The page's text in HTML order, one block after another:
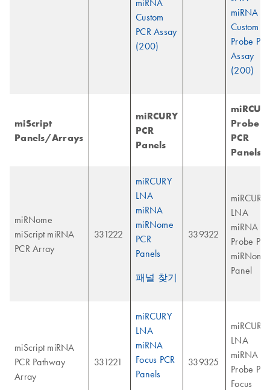
miRNA
Custom
PCR Assay
(200)
miRNA
Custom
Probe
Assay
(200)
miScript
Panels/Arrays
miRCURY
PCR
Panels
Probe
PCR
Panels
miRNome
miScript miRNA
PCR Array
331222
miRCURY
LNA
miRNA
miRNome
PCR
Panels
패널 찾기
339322
miRCURY
LNA
miRNA
Probe
miRNome
Panel
miScript miRNA
PCR Pathway
Array
331221
miRCURY
LNA
miRNA
Focus PCR
Panels
339325
miRCURY
LNA
miRNA
Probe
Focus